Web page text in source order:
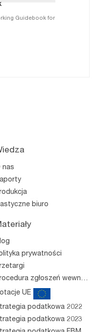
Guidebook for
nas
biuro
prywatności
Procedura zgłoszeń wewnętrznych
UE
podatkowa 2022
podatkowa 2023